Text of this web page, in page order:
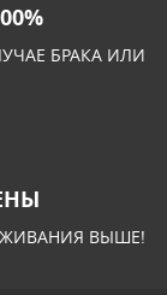
БРАКА ИЛИ
ВЫШЕ!